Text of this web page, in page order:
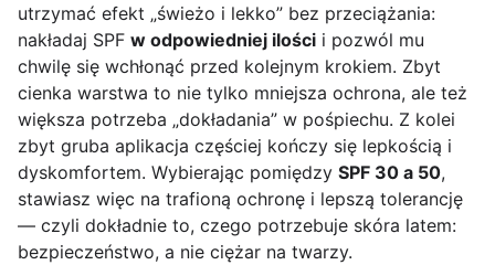
utrzymać efekt „świeżo i lekko” bez przeciążania:
nakładaj SPF w odpowiedniej ilości i pozwól mu
chwilę się wchłonąć przed kolejnym krokiem. Zbyt
cienka warstwa to nie tylko mniejsza ochrona, ale też
większa potrzeba „dokładania” w pośpiechu. Z kolei
zbyt gruba aplikacja częściej kończy się lepkością i
dyskomfortem. Wybierając pomiędzy SPF 30 a 50,
stawiasz więc na trafioną ochronę i lepszą tolerancję
— czyli dokładnie to, czego potrzebuje skóra latem:
bezpieczeństwo, a nie ciężar na twarzy.